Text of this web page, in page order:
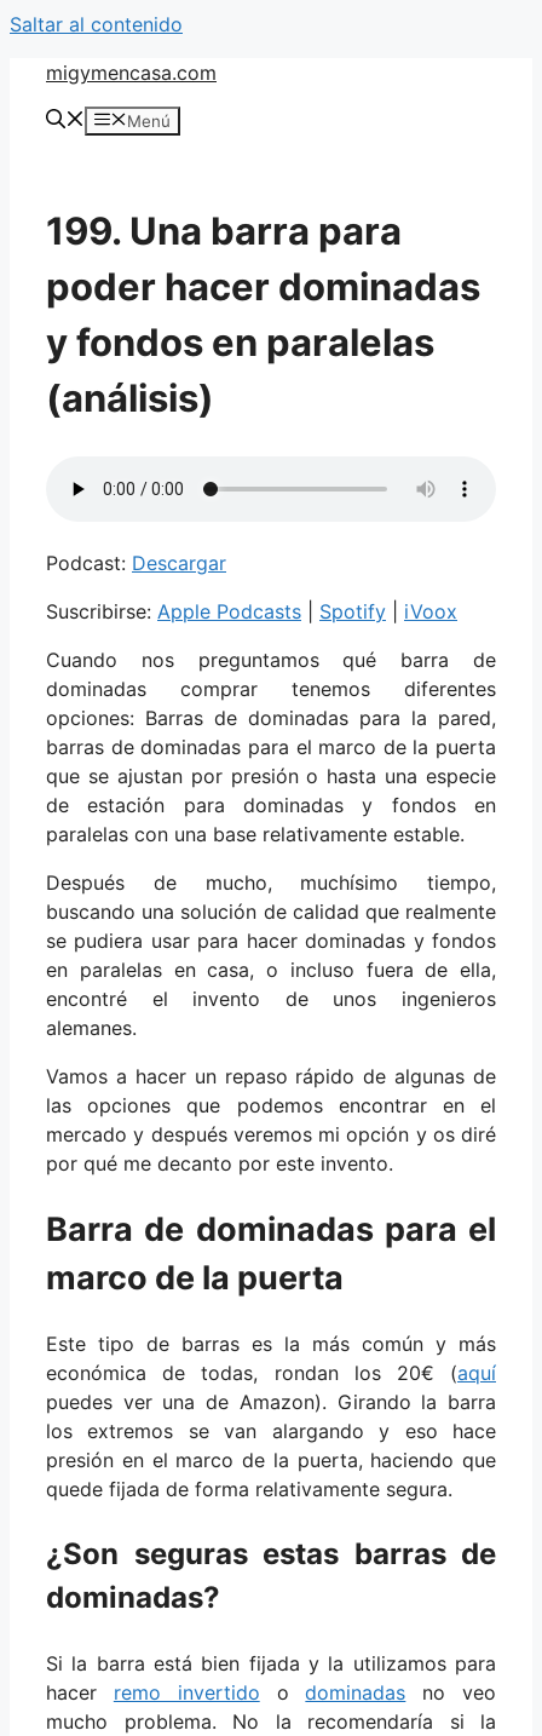
Saltar al contenido
migymencasa.com
Menú
199. Una barra para
poder hacer dominadas
y fondos en paralelas
(análisis)
Podcast: Descargar
Suscribirse: Apple Podcasts Spotify
iVoox
Cuando nos preguntamos qué barra de
dominadas comprar tenemos diferentes
opciones: Barras de dominadas para la pared,
barras de dominadas para el marco de la puerta
que se ajustan por presión o hasta una especie
de estación para dominadas y fondos en
paralelas con una base relativamente estable.
Después de mucho, muchísimo tiempo,
buscando una solución de calidad que realmente
se pudiera usar para hacer dominadas y fondos
en paralelas en casa, o incluso fuera de ella,
encontré el invento de unos ingenieros
alemanes.
Vamos a hacer un repaso rápido de algunas de
las opciones que podemos encontrar en el
mercado y después veremos mi opción y os diré
por qué me decanto por este invento.
Barra de dominadas para el
marco de la puerta
Este tipo de barras es la más común y más
económica de todas, rondan los 20€ (aquí
puedes ver una de Amazon). Girando la barra
los extremos se van alargando y eso hace
presión en el marco de la puerta, haciendo que
quede fijada de forma relativamente segura.
¿Son seguras estas barras de
dominadas?
Si la barra está bien fijada y la utilizamos para
hacer remo invertido odominadas no veo
mucho problema. No la recomendaría si la